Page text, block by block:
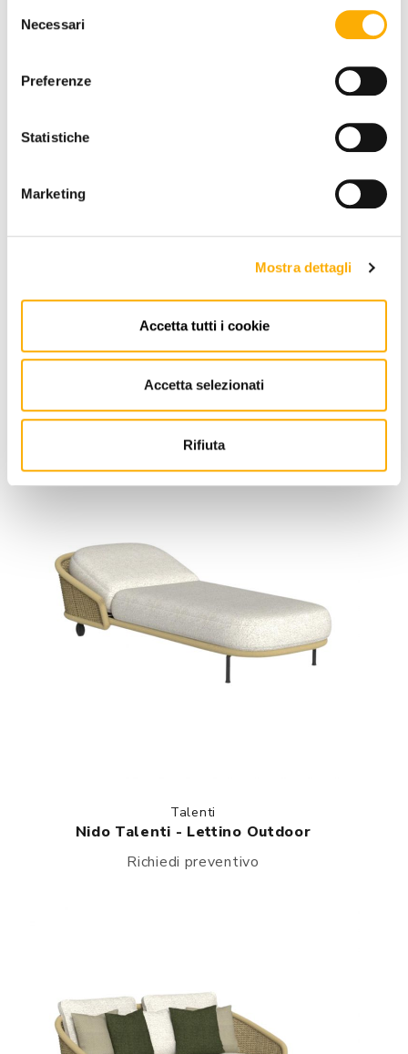
delNecessari
Preferenze
Statistiche
Marketing
Mostra dettagli
Accetta tutti i cookie
Accetta selezionati
Rifiuta
Talenti
Talenti
Nido Talenti - Lettino Outdoor
Richiedi preventivo